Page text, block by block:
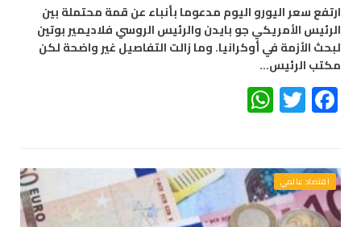
ارتفع سعر اليورو اليوم مدعوما بأنباء عن قمة محتملة بين
الرئيس الأمريكي جو بايدن والرئيس الروسي فلاديمير بوتين
لبحث الأزمة في أوكرانيا. وما زالت التفاصيل غير واضحة لكن
مكتب الرئيس…
Facebook
Twitter
اقتصاد عالمي